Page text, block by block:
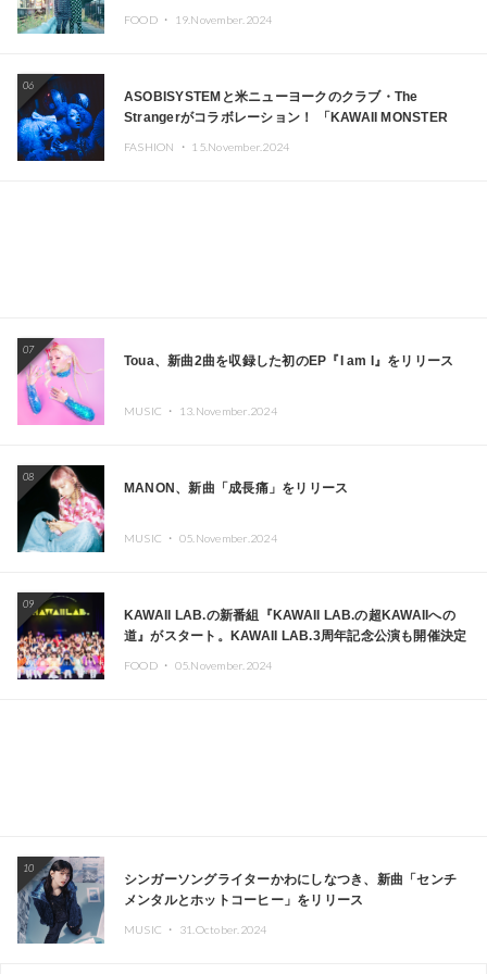
FOOD ・ 19.November.2024
06
ASOBISYSTEMと米ニューヨークのクラブ・The
Strangerがコラボレーション！ 「KAWAII MONSTER
FASHION ・ 15.November.2024
07
Toua、新曲2曲を収録した初のEP『I am I』をリリース
MUSIC ・ 13.November.2024
08
MANON、新曲「成長痛」をリリース
MUSIC ・ 05.November.2024
09
KAWAII LAB.の新番組『KAWAII LAB.の超KAWAIIへの
道』がスタート。KAWAII LAB.3周年記念公演も開催決定
FOOD ・ 05.November.2024
10
シンガーソングライターかわにしなつき、新曲「センチ
メンタルとホットコーヒー」をリリース
MUSIC ・ 31.October.2024